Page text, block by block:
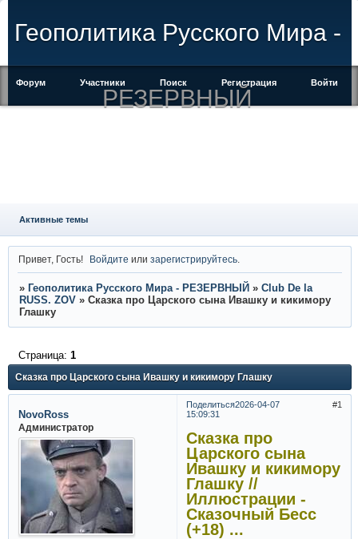
Геополитика Русского Мира -
РЕЗЕРВНЫЙ
Форум Участники Поиск Регистрация Войти
Активные темы
Привет, Гость! Войдите илизарегистрируйтесь
» Геополитика Русского Мира - РЕЗЕРВНЫЙ » Club De la
RUSS. ZOV » Сказка про Царского сына Ивашку и кикимору
Глашку
Сказка про Царского сына Ивашку и кикимору Глашку
Страница: 1
Поделиться 1
2026-04-07
15:09:31
NovoRoss
Администратор
Сказка про
Царского сына
Ивашку и кикимору
Глашку //
Иллюстрации -
Сказочный Бесс
(+18) ...